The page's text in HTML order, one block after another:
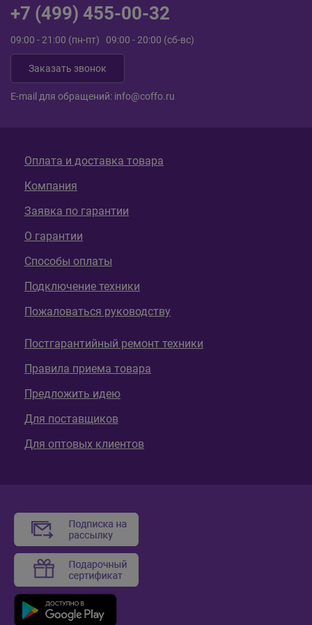
+7 (499) 455-00-32
09:00 - 21:00 (пн-пт) 09:00 - 20:00 (сб-вс)
Заказать звонок
E-mail для обращений: info@coffo.ru
Оплата и доставка товара
Компания
Заявка по гарантии
О гарантии
Способы оплаты
Подключение техники
Пожаловаться руководству
Постгарантийный ремонт техники
Правила приема товара
Предложить идею
Для поставщиков
Для оптовых клиентов